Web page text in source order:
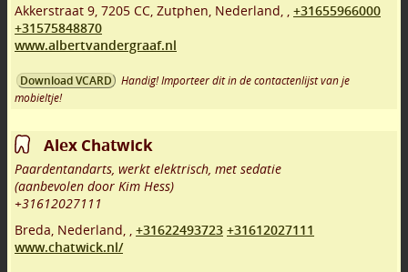
Akkerstraat 9 7205 CC Zutphen Nederland,
+31655966000
+31575848870
www.albertvandergraaf.nl
Download VCARD
Handig! Importeer dit in de contactenlijst van je
mobieltje!
Alex Chatwick
Paardentandarts, werkt elektrisch, met sedatie
(aanbevolen door Kim Hess)
+31612027111
Breda Nederland, +31622493723 +31612027111
www.chatwick.nl/